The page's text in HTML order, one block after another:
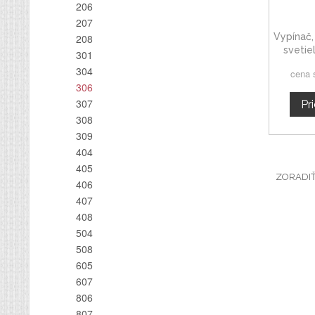
cena
206
207
208
301
304
306
307
308
309
404
405
406
407
408
504
508
605
607
806